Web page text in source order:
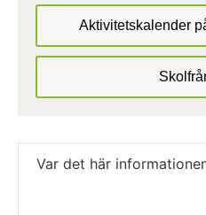
Aktivitetskalender
Var det här